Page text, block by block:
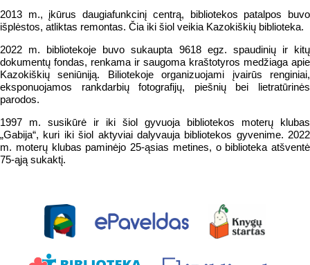
2013 m., įkūrus daugiafunkcinį centrą, bibliotekos patalpos buvo
išplėstos, atliktas remontas. Čia iki šiol veikia Kazokiškių biblioteka.
2022 m. bibliotekoje buvo sukaupta 9618 egz. spaudinių ir kitų
dokumentų fondas, renkama ir saugoma kraštotyros medžiaga apie
Kazokiškių seniūniją. Biliotekoje organizuojami įvairūs renginiai,
eksponuojamos rankdarbių fotografijų, piešnių bei lietratūrinės
parodos.
1997 m. susikūrė ir iki šiol gyvuoja bibliotekos moterų klubas
„Gabija“, kuri iki šiol aktyviai dalyvauja bibliotekos gyvenime. 2022
m. moterų klubas paminėjo 25-ąsias metines, o biblioteka atšventė
75-ąją sukaktį.